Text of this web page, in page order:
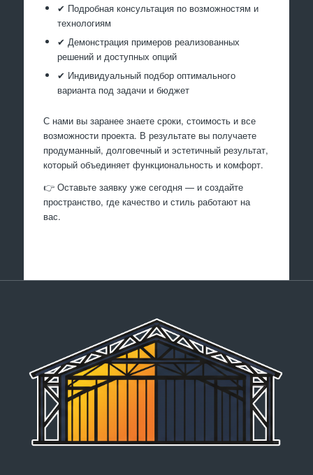
✔ Подробная консультация по возможностям и
технологиям
✔ Демонстрация примеров реализованных
решений и доступных опций
✔ Индивидуальный подбор оптимального
варианта под задачи и бюджет
С нами вы заранее знаете сроки, стоимость и все
возможности проекта. В результате вы получаете
продуманный, долговечный и эстетичный результат,
который объединяет функциональность и комфорт.
👉 Оставьте заявку уже сегодня — и создайте
пространство, где качество и стиль работают на
вас.